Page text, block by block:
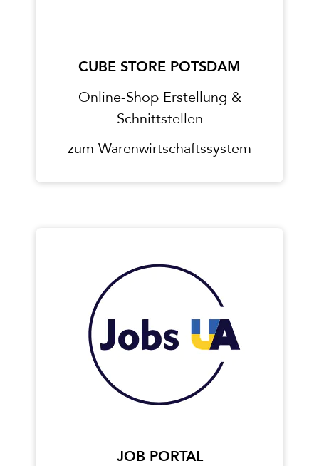
CUBE STORE POTSDAM
Online-Shop Erstellung &
Schnittstellen
zum Warenwirtschaftssystem
JOB PORTAL